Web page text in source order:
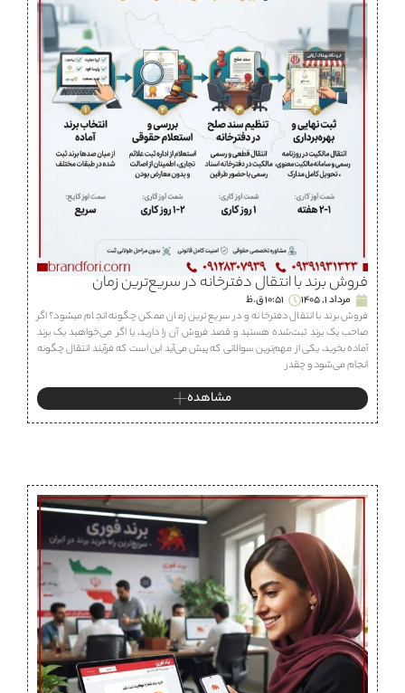
فروش برند با انتقال دفترخانه در سریع‌ترین زمان
مرداد 1, 1405
10:51 ق.ظ
فروش برند با انتقال دفترخانه و در سریع ترین زمان ممکن چگونه انجام میشود؟ اگر
صاحب یک برند ثبت‌شده هستید و قصد فروش آن را دارید، یا اگر می‌خواهید یک برند
آماده بخرید، یکی از مهم‌ترین سوالاتی که پیش می‌آید این است که فرآیند انتقال چگونه
انجام می‌شود و چقدر
مشاهده